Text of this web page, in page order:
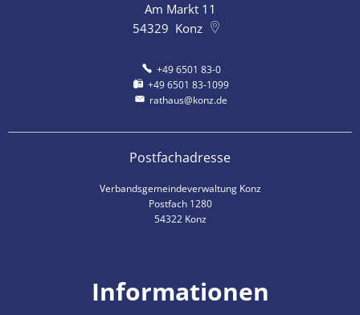
Am Markt 11
54329 Konz
+49 6501 83-0
+49 6501 83-1099
rathaus@konz.de
Postfachadresse
Verbandsgemeindeverwaltung Konz
Postfach 1280
54322 Konz
Informationen